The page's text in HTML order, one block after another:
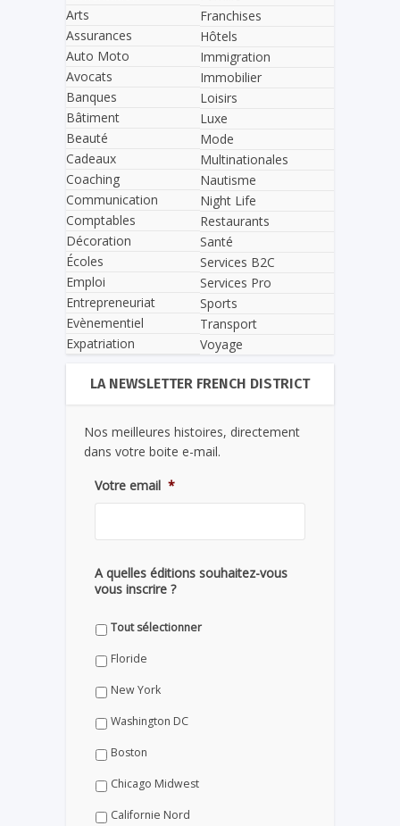
Arts
Assurances
Auto Moto
Avocats
Banques
Bâtiment
Beauté
Cadeaux
Coaching
Communication
Comptables
Décoration
Écoles
Emploi
Entrepreneuriat
Evènementiel
Expatriation
Franchises
Hôtels
Immigration
Immobilier
Loisirs
Luxe
Mode
Multinationales
Nautisme
Night Life
Restaurants
Santé
Services B2C
Services Pro
Sports
Transport
Voyage
LA NEWSLETTER FRENCH DISTRICT
Nos meilleures histoires, directement
dans votre boite e-mail.
Votre email *
A quelles éditions souhaitez-vous
vous inscrire ?
Tout sélectionner
Floride
New York
Washington DC
Boston
Chicago Midwest
Californie Nord